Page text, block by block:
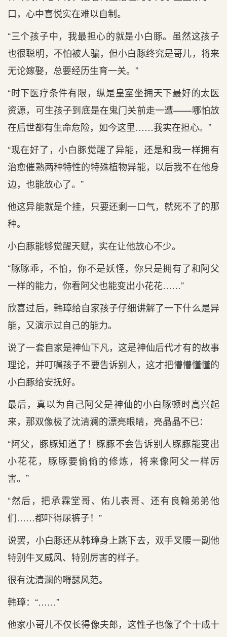
口，心中喜悦实在难以自制。
“三个孩子中，我最担心的就是小白豚。虽然这孩子
也很聪明，不怕被人骗，但小白豚终究是哥儿，将来
无论嫁娶，总要经历生育一关。”
“时下医疗条件有限，纵是皇室坐拥天下最好的太医
资源，可生孩子到底是在鬼门关前走一遭——哪怕放
在后世都有生命危险，如今这里……我实在担心。”
“现在好了，小白豚觉醒了异能，还是和我一样拥有
治愈催熟两种特性的特殊植物异能，以后我不在他身
边，也能放心了。”
他这异能就是个挂，只要还剩一口气，就死不了的那
种。
小白豚能够觉醒天赋，实在让他放心不少。
“豚豚乖，不怕，你不是妖怪，你只是拥有了和阿父
一样的能力，你看阿父也能变出小花花……”
欣喜过后，韩璋给自家孩子仔细讲解了一下什么是异
能，又演示过自己的能力。
说了一套自家是神仙下凡，这是神仙后代才有的故事
理论，并叮嘱孩子不要告诉别人，这才把懵懵懂懂的
小白豚给安抚好。
最后，真以为自己阿父是神仙的小白豚顿时高兴起
来，那双像极了沈清澜的漂亮眼睛，亮晶晶不已：
“阿父，豚豚知道了！豚豚不会告诉别人豚豚能变出
小花花，豚豚要偷偷的修炼，将来像阿父一样厉
害。”
“然后，把承霖堂哥、佑儿表哥、还有良翰弟弟他
们……都吓得尿裤子！”
说罢，小白豚还从韩璋身上跳下去，双手叉腰一副他
特别牛叉威风、特别厉害的样子。
很有沈清澜的嘚瑟风范。
韩璋：“……”
他家小哥儿不仅长得像夫郎，这性子也像了个十成十